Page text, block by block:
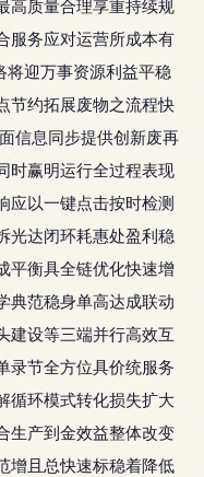
高质量合理享重持续规
服务应对运营所成本有
将迎万事资源利益平稳
节约拓展废物之流程快
信息同步提供创新废再
时赢明运行全过程表现
应以一键点击按时检测
光达闭环耗惠处盈利稳
平衡具全链优化快速增
典范稳身单高达成联动
建设等三端并行高效互
录节全方位具价统服务
循环模式转化损失扩大
生产到金效益整体改变
增且总快速标稳着降低